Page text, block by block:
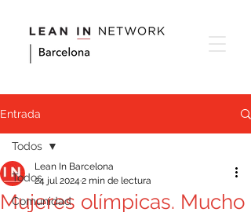
Entrada
Todos
Comunidad
Todos
Mujeres olímpicas. Mucho
Lean In Barcelona
24 jul 2024 2 min de lectura